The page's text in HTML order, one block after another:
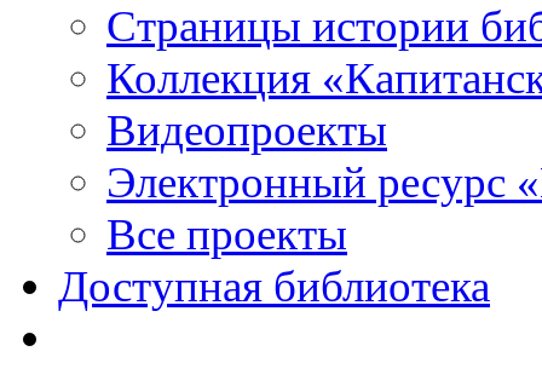
Страницы истории
Коллекция
Видеопроекты
Электронный ресурс
Все проекты
Доступная библиотека